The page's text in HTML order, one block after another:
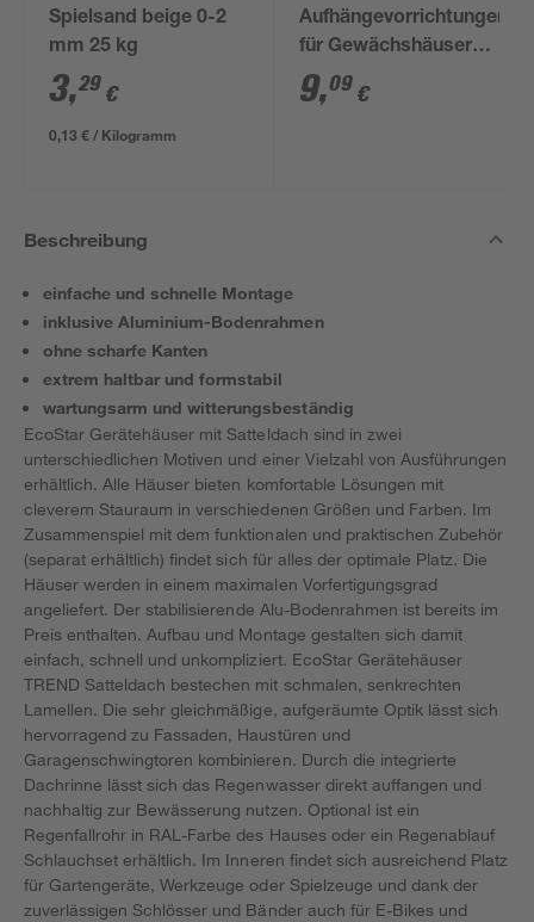
Spielsand beige 0-2
mm 25 kg
3,29 €
0,13 € / Kilogramm
Aufhängevorrichtungen
für Gewächshäuser
schwarz 20 Stück
9,09 €
Beschreibung
einfache und schnelle Montage
inklusive Aluminium-Bodenrahmen
ohne scharfe Kanten
extrem haltbar und formstabil
wartungsarm und witterungsbeständig
EcoStar Gerätehäuser mit Satteldach sind in zwei
unterschiedlichen Motiven und einer Vielzahl von Ausführungen
erhältlich. Alle Häuser bieten komfortable Lösungen mit
cleverem Stauraum in verschiedenen Größen und Farben. Im
Zusammenspiel mit dem funktionalen und praktischen Zubehör
(separat erhältlich) findet sich für alles der optimale Platz. Die
Häuser werden in einem maximalen Vorfertigungsgrad
angeliefert. Der stabilisierende Alu-Bodenrahmen ist bereits im
Preis enthalten. Aufbau und Montage gestalten sich damit
einfach, schnell und unkompliziert. EcoStar Gerätehäuser
TREND Satteldach bestechen mit schmalen, senkrechten
Lamellen. Die sehr gleichmäßige, aufgeräumte Optik lässt sich
hervorragend zu Fassaden, Haustüren und
Garagenschwingtoren kombinieren. Durch die integrierte
Dachrinne lässt sich das Regenwasser direkt auffangen und
nachhaltig zur Bewässerung nutzen. Optional ist ein
Regenfallrohr in RAL-Farbe des Hauses oder ein Regenablauf
Schlauchset erhältlich. Im Inneren findet sich ausreichend Platz
für Gartengeräte, Werkzeuge oder Spielzeuge und dank der
zuverlässigen Schlösser und Bänder auch für E-Bikes und